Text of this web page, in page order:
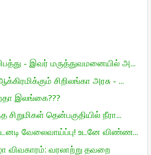
- இவர் மருத்துவமனையில் அ...
சிறிலங்கா அரசு - ...
இலங்கை???
தென்பகுதியில் நீரா...
வேலைவாய்ப்பு! உடனே விண்ண...
விவகாரம்: வரலாற்று தவறை